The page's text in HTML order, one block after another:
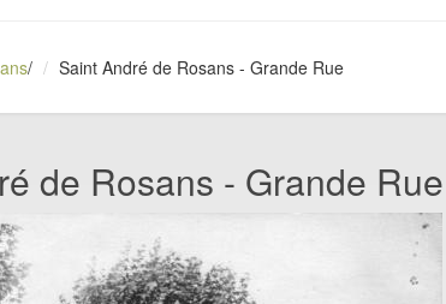
/ Saint André de Rosans - Grande Rue
de Rosans - Grande Rue